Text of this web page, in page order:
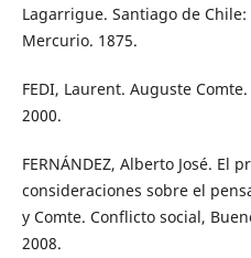
Lagarrigue. Santiago de
Mercurio. 1875.
FEDI, Laurent. Auguste
2000.
FERNÁNDEZ, Alberto José. El
consideraciones sobre el
y Comte. Conflicto social,
2008.